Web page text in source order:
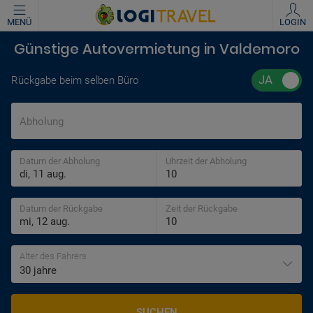
MENÜ LOGIN
Günstige Autovermietung in Valdemoro
Rückgabe beim selben Büro
Abholung
Datum der Abholung Uhrzeit der Abholung
Datum der Rückgabe Zeit der Rückgabe
Alter des Fahrers
30 jahre